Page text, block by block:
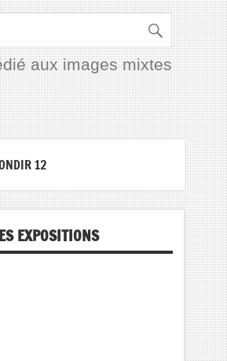
aux images mixtes
12
EXPOSITIONS